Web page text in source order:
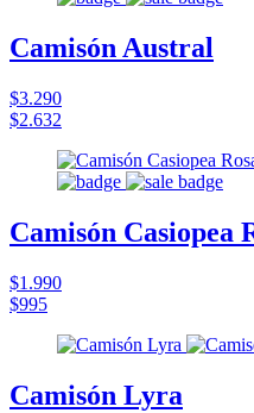
Camisón Austral
$3.290
$2.632
Camisón Casiopea
$1.990
$995
Camisón Lyra